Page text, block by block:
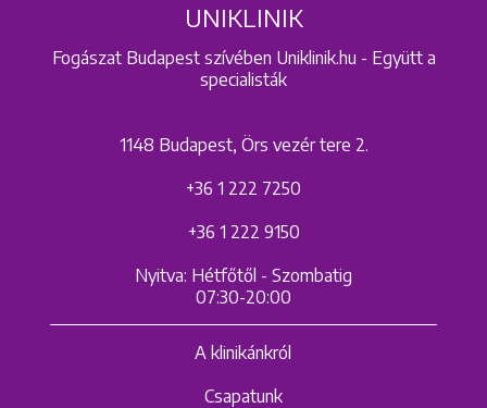
UNIKLINIK
Fogászat Budapest szívében Uniklinik.hu - Együtt a
specialisták
1148 Budapest, Örs vezér tere 2.
+36 1 222 7250
+36 1 222 9150
Nyitva: Hétfőtől - Szombatig
07:30-20:00
A klinikánkról
Csapatunk